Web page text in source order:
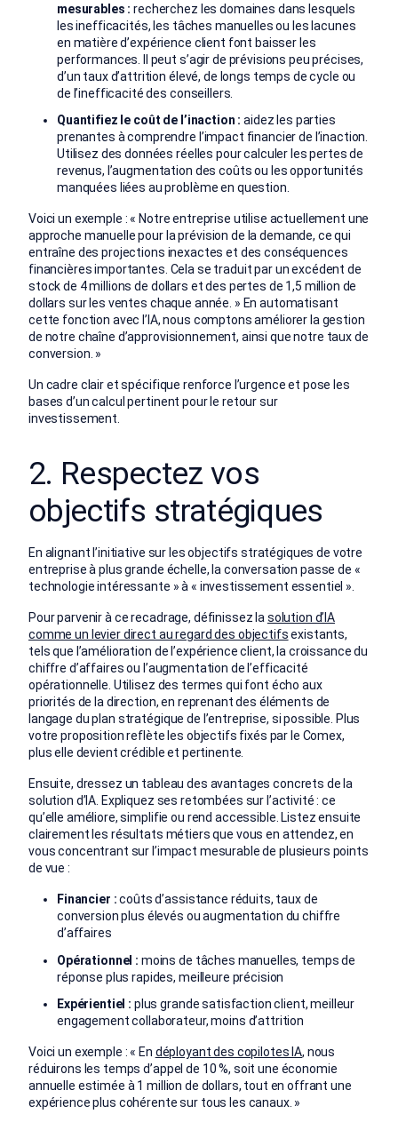
mesurables : recherchez les domaines dans lesquels
les inefficacités, les tâches manuelles ou les lacunes
en matière d’expérience client font baisser les
performances. Il peut s’agir de prévisions peu précises,
d’un taux d’attrition élevé, de longs temps de cycle ou
de l’inefficacité des conseillers.
Quantifiez le coût de l’inaction : aidez les parties
prenantes à comprendre l’impact financier de l’inaction.
Utilisez des données réelles pour calculer les pertes de
revenus, l’augmentation des coûts ou les opportunités
manquées liées au problème en question.
Voici un exemple : « Notre entreprise utilise actuellement une
approche manuelle pour la prévision de la demande, ce qui
entraîne des projections inexactes et des conséquences
financières importantes. Cela se traduit par un excédent de
stock de 4 millions de dollars et des pertes de 1,5 million de
dollars sur les ventes chaque année. » En automatisant
cette fonction avec l’IA, nous comptons améliorer la gestion
de notre chaîne d’approvisionnement, ainsi que notre taux de
conversion. »
Un cadre clair et spécifique renforce l’urgence et pose les
bases d’un calcul pertinent pour le retour sur
investissement.
2. Respectez vos
objectifs stratégiques
En alignant l’initiative sur les objectifs stratégiques de votre
entreprise à plus grande échelle, la conversation passe de «
technologie intéressante » à « investissement essentiel ».
Pour parvenir à ce recadrage, définissez lasolution d’IA
comme un levier direct au regard des objectifsexistants,
tels que l’amélioration de l’expérience client, la croissance du
chiffre d’affaires ou l’augmentation de l’efficacité
opérationnelle. Utilisez des termes qui font écho aux
priorités de la direction, en reprenant des éléments de
langage du plan stratégique de l’entreprise, si possible. Plus
votre proposition reflète les objectifs fixés par le Comex,
plus elle devient crédible et pertinente.
Ensuite, dressez un tableau des avantages concrets de la
solution d’IA. Expliquez ses retombées sur l’activité : ce
qu’elle améliore, simplifie ou rend accessible. Listez ensuite
clairement les résultats métiers que vous en attendez, en
vous concentrant sur l’impact mesurable de plusieurs points
de vue :
Financier :coûts d’assistance réduits, taux de
conversion plus élevés ou augmentation du chiffre
d’affaires
Opérationnel : moins de tâches manuelles, temps de
réponse plus rapides, meilleure précision
Expérientiel : plus grande satisfaction client, meilleur
engagement collaborateur, moins d’attrition
Voici un exemple : « En déployant des copilotes IA, nous
réduirons les temps d’appel de 10 %, soit une économie
annuelle estimée à 1 million de dollars, tout en offrant une
expérience plus cohérente sur tous les canaux. »